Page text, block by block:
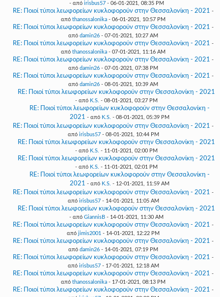
- από irisbus57- 06-01-2021, 08:35 PM
RE: Ποιοί τύποι λεωφορείων κυκλοφορούν στην Θεσσαλονίκη - 2021 -
από thanossalonika - 06-01-2021, 10:57 PM
RE: Ποιοί τύποι λεωφορείων κυκλοφορούν στην Θεσσαλονίκη - 2021 -
από damin26 - 07-01-2021, 10:27 AM
RE: Ποιοί τύποι λεωφορείων κυκλοφορούν στην Θεσσαλονίκη - 2021 -
από thanossalonika - 07-01-2021, 11:16 AM
RE: Ποιοί τύποι λεωφορείων κυκλοφορούν στην Θεσσαλονίκη - 2021 -
από damin26 - 07-01-2021, 07:38 PM
RE: Ποιοί τύποι λεωφορείων κυκλοφορούν στην Θεσσαλονίκη - 2021 -
από damin26 - 08-01-2021, 10:39 AM
RE: Ποιοί τύποι λεωφορείων κυκλοφορούν στην Θεσσαλονίκη - 2021
- από K.S. - 08-01-2021, 03:27 PM
RE: Ποιοί τύποι λεωφορείων κυκλοφορούν στην Θεσσαλονίκη -
2021 - από K.S. - 08-01-2021, 05:39 PM
RE: Ποιοί τύποι λεωφορείων κυκλοφορούν στην Θεσσαλονίκη - 2021 -
από irisbus57- 08-01-2021, 10:44 PM
RE: Ποιοί τύποι λεωφορείων κυκλοφορούν στην Θεσσαλονίκη - 2021
- από K.S. - 11-01-2021, 02:00 PM
RE: Ποιοί τύποι λεωφορείων κυκλοφορούν στην Θεσσαλονίκη - 2021
- από K.S. - 11-01-2021, 02:01 PM
RE: Ποιοί τύποι λεωφορείων κυκλοφορούν στην Θεσσαλονίκη -
2021 - από K.S. - 12-01-2021, 11:59 AM
RE: Ποιοί τύποι λεωφορείων κυκλοφορούν στην Θεσσαλονίκη - 2021 -
από irisbus57- 14-01-2021, 11:05 AM
RE: Ποιοί τύποι λεωφορείων κυκλοφορούν στην Θεσσαλονίκη - 2021
- από GiannisB - 14-01-2021, 11:30 AM
RE: Ποιοί τύποι λεωφορείων κυκλοφορούν στην Θεσσαλονίκη - 2021 -
από jimis2001 - 14-01-2021, 12:22 PM
RE: Ποιοί τύποι λεωφορείων κυκλοφορούν στην Θεσσαλονίκη - 2021 -
από damin26 - 14-01-2021, 07:19 PM
RE: Ποιοί τύποι λεωφορείων κυκλοφορούν στην Θεσσαλονίκη - 2021 -
από irisbus57- 17-01-2021, 12:18 AM
RE: Ποιοί τύποι λεωφορείων κυκλοφορούν στην Θεσσαλονίκη - 2021 -
από thanossalonika - 17-01-2021, 08:13 PM
RE: Ποιοί τύποι λεωφορείων κυκλοφορούν στην Θεσσαλονίκη - 2021 -